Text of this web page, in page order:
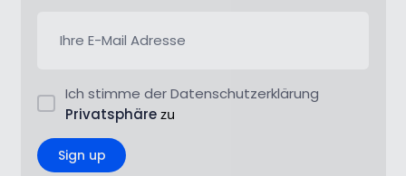
Ich stimme der Datenschutzerklärung
Privatsphäre zu
Sign up